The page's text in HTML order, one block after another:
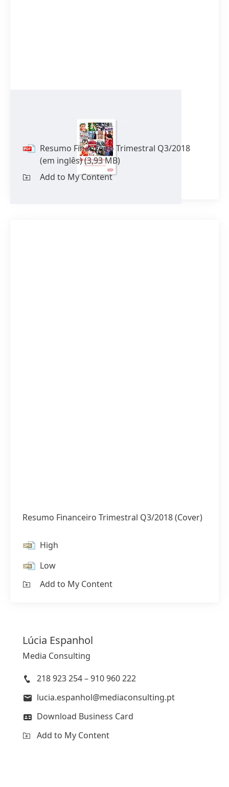
(em inglês)
Resumo Financeiro Trimestral Q3/2018
(em inglês)(3,93 MB)
Add to My Content
Resumo Financeiro Trimestral Q3/2018(Cover)
High
Low
Add to My Content
Lúcia Espanhol
Media Consulting
218 923 254 – 910 960 222
lucia.espanhol@mediaconsulting.pt
Download Business Card
Add to My Content